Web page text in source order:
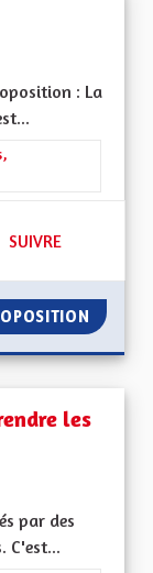
: La
50 ABONNÉS
SUIVRE
les
par des
C'est...